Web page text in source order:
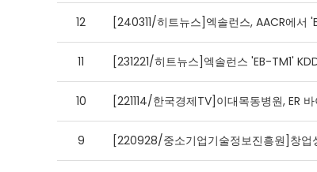
12 [240311/히트뉴스]엑솔런스, AACR에서
11 [231221/히트뉴스]엑솔런스 'EB-TM1'
10 [221114/한국경제TV]이대목동병원, ER
9 [220928/중소기업기술정보진흥원]창업